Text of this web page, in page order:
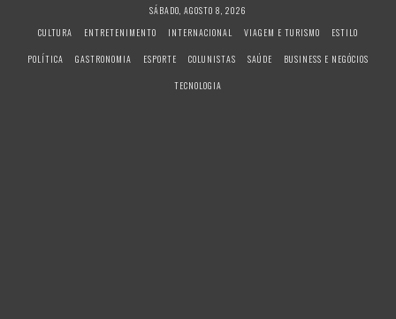
SÁBADO, AGOSTO 8, 2026
CULTURA
ENTRETENIMENTO INTERNACIONAL VIAGEM E TURISMO
ESTILO
POLÍTICA
GASTRONOMIA ESPORTE COLUNISTAS SAÚDE
BUSINESS E NEGÓCIOS
TECNOLOGIA